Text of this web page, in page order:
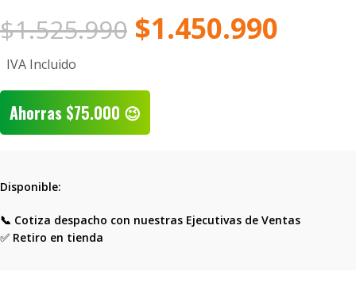
$1.525.990 $1.450.990
IVA Incluido
Ahorras $75.000 😉
Disponible:
📞 Cotiza despacho con nuestras Ejecutivas de Ventas
✅ Retiro en tienda